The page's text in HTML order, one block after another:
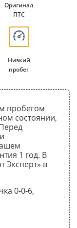
Оригинал
ПТС
Низкий
пробег
пробегом
состоянии,
1 год. В
Эксперт» в
0-0-6,